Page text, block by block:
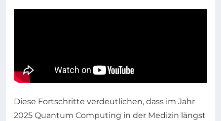
Diese Fortschritte verdeutlichen, dass im Jahr
2025 Quantum Computing in der Medizin längst